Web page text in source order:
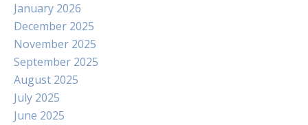
January 2026
December 2025
November 2025
September 2025
August 2025
July 2025
June 2025